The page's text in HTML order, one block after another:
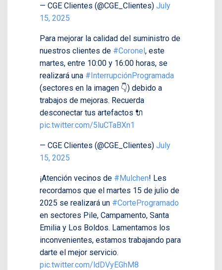
— CGE Clientes (@CGE_Clientes) July
15, 2025
Para mejorar la calidad del suministro de
nuestros clientes de #Coronel, este
martes, entre 10:00 y 16:00 horas, se
realizará una #InterrupciónProgramada
(sectores en la imagen 👇) debido a
trabajos de mejoras. Recuerda
desconectar tus artefactos 🔌
pic.twitter.com/5luCTaBXn1
— CGE Clientes (@CGE_Clientes) July
15, 2025
¡Atención vecinos de #Mulchen! Les
recordamos que el martes 15 de julio de
2025 se realizará un #CorteProgramado
en sectores Pile, Campamento, Santa
Emilia y Los Boldos. Lamentamos los
inconvenientes, estamos trabajando para
darte el mejor servicio.
pic.twitter.com/ldDVyEGhM8